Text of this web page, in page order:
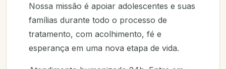
Nossa missão é apoiar adolescentes e suas
famílias durante todo o processo de
tratamento, com acolhimento, fé e
esperança em uma nova etapa de vida.